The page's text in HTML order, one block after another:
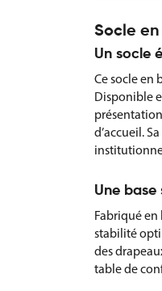
Socle
Un socle
Ce socle en
Disponible
d’accueil.
Une
Fabriqué
stabilité
des
table de